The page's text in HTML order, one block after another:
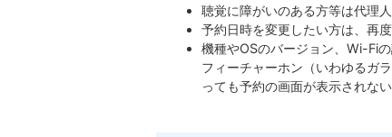
聴覚に障がいのある方等は代理
予約日時を変更したい方は、再
機種やOSのバージョン、Wi-Fi
フィーチャーホン（いわゆるガ
っても予約の画面が表示されな